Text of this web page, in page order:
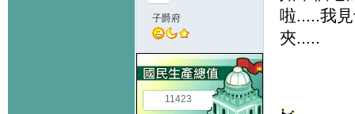
子爵府
11423
啦.....我
夾.....